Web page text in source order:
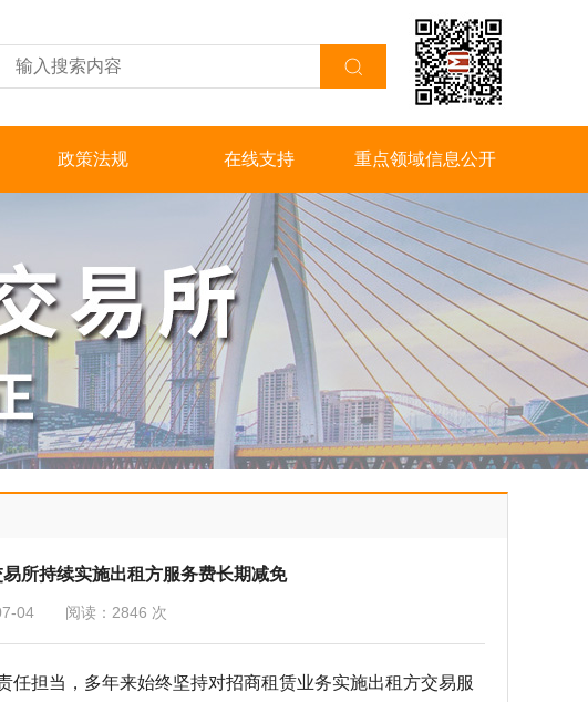
政策法规 在线支持 重点领域信息公开
所持续实施出租方服务费长期减免
07-04 阅读：2846 次
担当，多年来始终坚持对招商租赁业务实施出租方交易服